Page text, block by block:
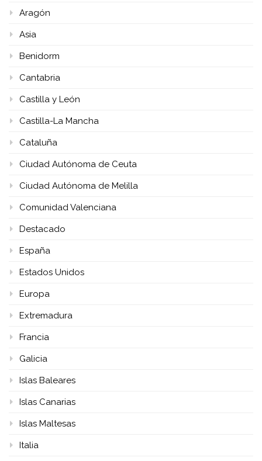
Aragón
Asia
Benidorm
Cantabria
Castilla y León
Castilla-La Mancha
Cataluña
Ciudad Autónoma de Ceuta
Ciudad Autónoma de Melilla
Comunidad Valenciana
Destacado
España
Estados Unidos
Europa
Extremadura
Francia
Galicia
Islas Baleares
Islas Canarias
Islas Maltesas
Italia